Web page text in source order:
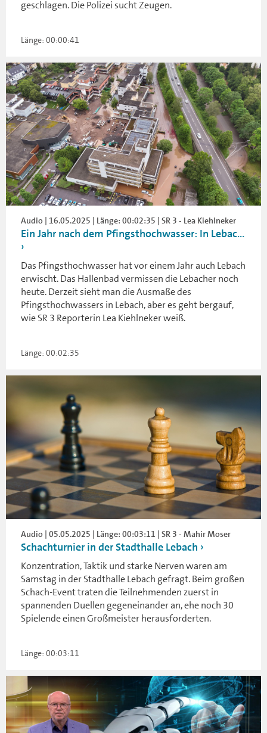
geschlagen. Die Polizei sucht Zeugen.
Länge: 00:00:41
Audio | 16.05.2025 | Länge: 00:02:35 | SR 3 - Lea Kiehlneker
Ein Jahr nach dem Pfingsthochwasser: In Lebac...
Das Pfingsthochwasser hat vor einem Jahr auch Lebach
erwischt. Das Hallenbad vermissen die Lebacher noch
heute. Derzeit sieht man die Ausmaße des
Pfingsthochwassers in Lebach, aber es geht bergauf,
wie SR 3 Reporterin Lea Kiehlneker weiß.
Länge: 00:02:35
Audio | 05.05.2025 | Länge: 00:03:11 | SR 3 - Mahir Moser
Schachturnier in der Stadthalle Lebach
Konzentration, Taktik und starke Nerven waren am
Samstag in der Stadthalle Lebach gefragt. Beim großen
Schach-Event traten die Teilnehmenden zuerst in
spannenden Duellen gegeneinander an, ehe noch 30
Spielende einen Großmeister herausforderten.
Länge: 00:03:11